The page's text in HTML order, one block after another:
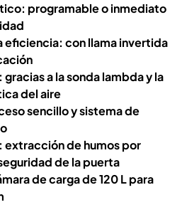
programable o inmediato
eficiencia: con llama invertida
a la sonda lambda y la
del aire
sencillo y sistema de
extracción de humos por
de la puerta
de carga de 120 L para